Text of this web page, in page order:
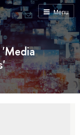
Menu
'Media